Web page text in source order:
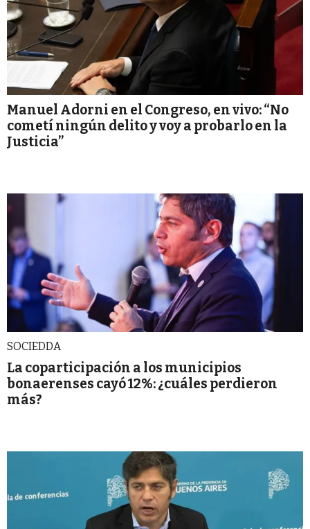
Manuel Adorni en el Congreso, en vivo: “No
cometí ningún delito y voy a probarlo en la
Justicia”
SOCIEDDA
La coparticipación a los municipios
bonaerenses cayó 12%: ¿cuáles perdieron
más?